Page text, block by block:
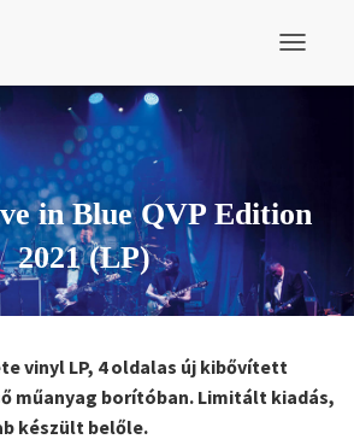
in Blue QVP Edition
2021 (LP)
vinyl LP, 4 oldalas új kibővített
műanyag borítóban. Limitált kiadás,
készült belőle.